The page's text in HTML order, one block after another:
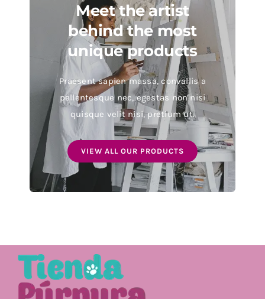
Meet the artist
behind the most
unique products
Praesent sapien massa, convallis a
pellentesque nec, egestas non nisi
quisque velit nisi, pretium ut.
VIEW ALL OUR PRODUCTS